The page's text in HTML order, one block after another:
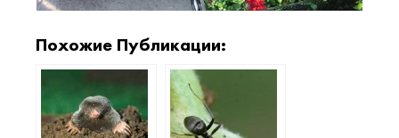
Похожие Публикации: